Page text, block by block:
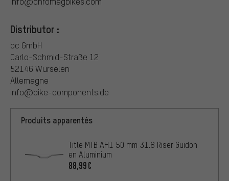
Distributor :
bc GmbH
Carlo-Schmid-Straße 12
52146 Würselen
Allemagne
info@bike-components.de
Produits apparentés
Title MTB AH1 50 mm 31.8 Riser Guidon
en Aluminium
88,99€